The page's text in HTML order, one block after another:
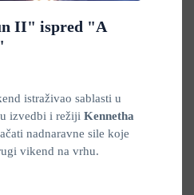
II" ispred "A
istraživao sablasti u
izvedbi i režiji Kennetha
nadnaravne sile koje
vikend na vrhu.